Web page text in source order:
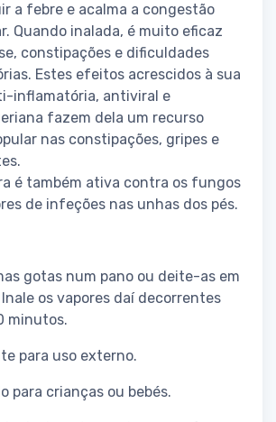
a febre e acalma a congestão
Quando inalada, é muito eficaz
constipações e dificuldades
Estes efeitos acrescidos à sua
inflamatória, antiviral e
fazem dela um recurso
nas constipações, gripes e
é também ativa contra os fungos
de infeções nas unhas dos pés.
gotas num pano ou deite-as em
os vapores daí decorrentes
minutos.
para uso externo.
para crianças ou bebés.